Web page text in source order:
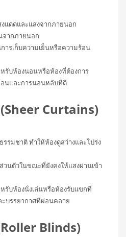
แดดและแสงจากภายนอก
จากภายนอก
รเก็บความเย็นหรือความร้อน
หรับห้องนอนหรือห้องที่ต้องการ
นและการนอนหลับที่ดี
Curtains)
รรมชาติ ทำให้ห้องดูสว่างและโปร่ง
วนตัวในขณะที่ยังคงให้แสงผ่านเข้า
หรับห้องนั่งเล่นหรือห้องรับแขกที่
ะบรรยากาศที่ผ่อนคลาย
Blinds)